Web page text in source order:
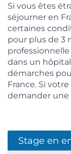
Si vous êtes
séjourner en
certaines
pour plus de 3
dans un
démarches
France. Si
demander une
Stage en